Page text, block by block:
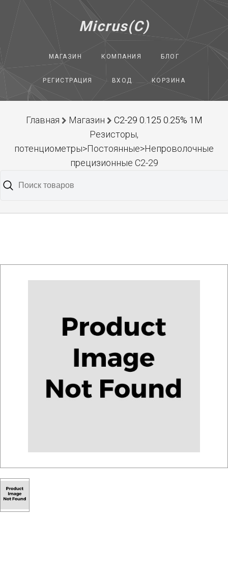
Micrus(C)
МАГАЗИН КОМПАНИЯ БЛОГ
РЕГИСТРАЦИЯ ВХОД КОРЗИНА
Главная Магазин
С2-29 0.125 0.25% 1М
Резисторы,
потенциометры>Постоянные>Непроволочные
прецизионные С2-29